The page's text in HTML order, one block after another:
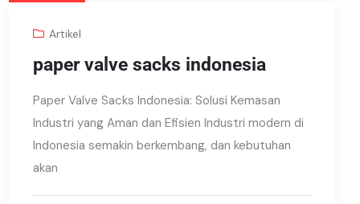
Artikel
paper valve sacks indonesia
Paper Valve Sacks Indonesia: Solusi Kemasan
Industri yang Aman dan Efisien Industri modern di
Indonesia semakin berkembang, dan kebutuhan
akan